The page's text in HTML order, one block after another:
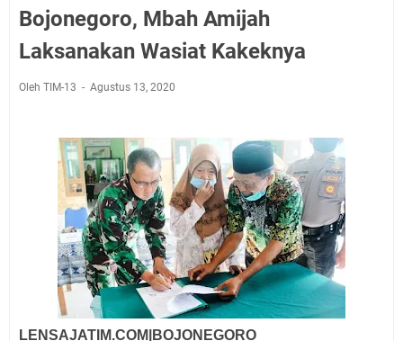
Bojonegoro, Mbah Amijah
Laksanakan Wasiat Kakeknya
Oleh TIM-13 Agustus 13, 2020
LENSAJATIM.COM|BOJONEGORO